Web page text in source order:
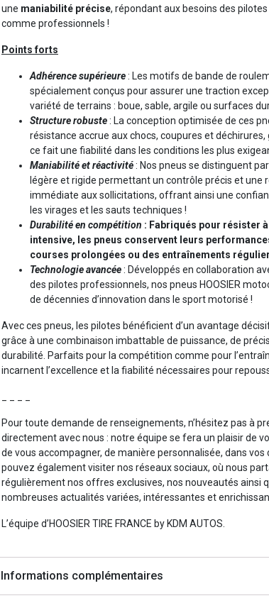
une maniabilité précise, répondant aux besoins des
comme professionnels !
Points forts
Adhérence supérieure: Les motifs de bande de
spécialement conçus pour assurer une traction
variété de terrains : boue, sable, argile ou surfaces
Structure robuste: La conception optimisée de ces
résistance accrue aux chocs, coupures et
ce fait une fiabilité dans les conditions les plus
Maniabilité et réactivité: Nos pneus se distinguent
légère et rigide permettant un contrôle précis et une
immédiate aux sollicitations, offrant ainsi une
les virages et les sauts techniques !
Durabilité en compétition : Fabriqués pour résister à
intensive, les pneus conservent leurs
courses prolongées ou des entraînements
Technologie avancée: Développés en collaboration
des pilotes professionnels, nos pneus HOOSIER
de décennies d’innovation dans le sport motorisé !
Avec ces pneus, les pilotes bénéficient d’un avantage
grâce à une combinaison imbattable de puissance, de
durabilité. Parfaits pour la compétition comme pour
incarnent l’excellence et la fiabilité nécessaires pour
Pour toute demande de renseignements, n’hésitez pas à
directement avec nous : notre équipe se fera un plaisir de
de vous accompagner, de manière personnalisée, dans vos
pouvez également visiter nos réseaux sociaux, où nous
régulièrement nos offres exclusives, nos nouveautés ainsi
nombreuses actualités variées, intéressantes et
L’équipe d’HOOSIER TIRE FRANCE by KDM AUTOS.
Informations complémentaires